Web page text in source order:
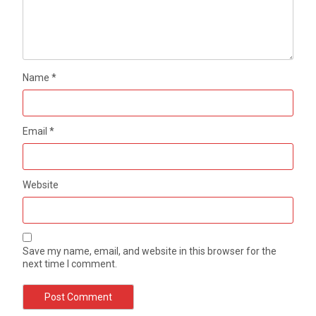
Name*
Email*
Website
Save my name, email, and website in this browser for the
next time I comment.